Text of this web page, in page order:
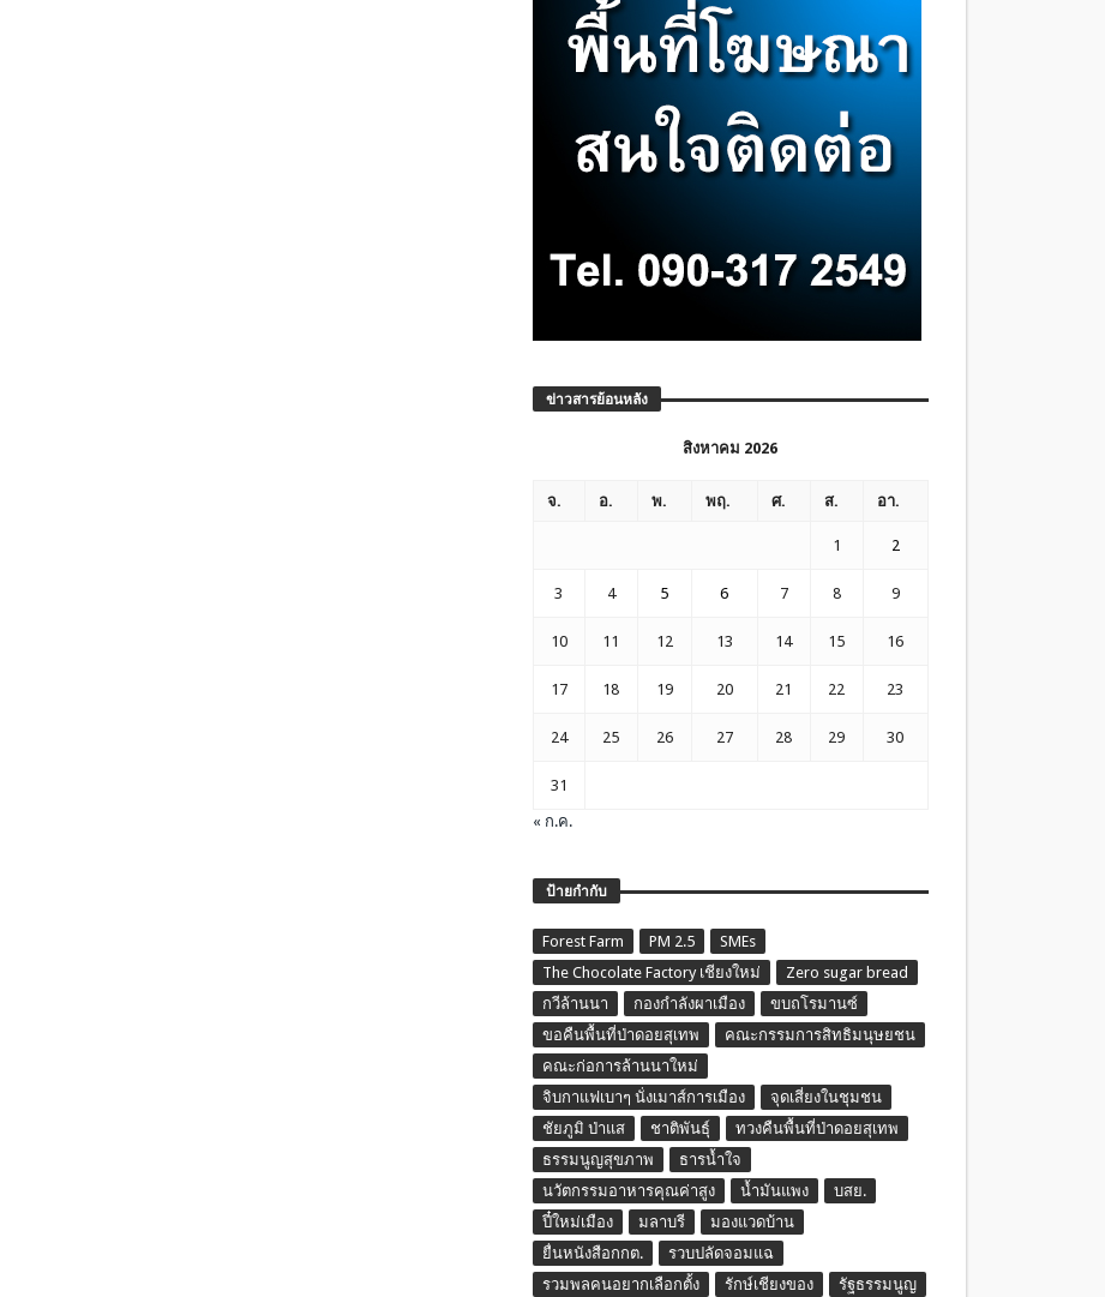
ข่าวสารย้อนหลัง
สิงหาคม 2026
จ. อ. พ. พฤ. ศ. ส. อา.
1 2
3 4 5 6 7 8 9
10 11 12 13 14 15 16
17 18 19 20 21 22 23
24 25 26 27 28 29 30
31
« ก.ค.
ป้ายกำกับ
Forest Farm PM 2.5
SMEs
The Chocolate Factory เชียงใหม่
Zero sugar bread
กวีล้านนา
กองกำลังผาเมือง
ขบถโรมานซ์
ขอคืนพื้นที่ป่าดอยสุเทพ
คณะกรรมการสิทธิมนุษยชน
คณะก่อการล้านนาใหม่
จิบกาแฟเบาๆ นั่งเมาส์การเมือง
จุดเสี่ยงในชุมชน
ชัยภูมิ ป่าแส
ชาติพันธุ์
ทวงคืนพื้นที่ป่าดอยสุเทพ
ธรรมนูญสุขภาพ
ธารน้ำใจ
นวัตกรรมอาหารคุณค่าสูง
น้ำมันแพง
บสย.
ปี๋ใหม่เมือง
มลาบรี
มองแวดบ้าน
ยื่นหนังสือกกต.
รวบปลัดจอมแฉ
รวมพลคนอยากเลือกตั้ง
รักษ์เชียงของ รัฐธรรมนูญ